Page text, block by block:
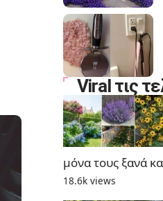
Viral τις
μόνα τους ξανά
18.6k views